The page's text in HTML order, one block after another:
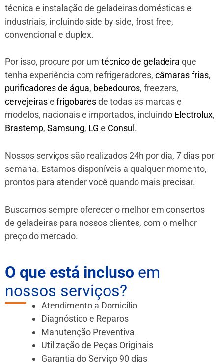
técnica e instalação de geladeiras domésticas e
industriais, incluindo side by side, frost free,
convencional e duplex.
Por isso, procure por um técnico de geladeira que
tenha experiência com refrigeradores, câmaras frias,
purificadores de água, bebedouros, freezers,
cervejeirase frigobaresde todas as marcas e
modelos, nacionais e importados, incluindo Electrolux,
Brastemp, Samsung, LG e Consul .
Nossos serviços são realizados 24h por dia, 7 dias por
semana. Estamos disponíveis a qualquer momento,
prontos para atender você quando mais precisar.
Buscamos sempre oferecer o melhor em consertos
de geladeiras para nossos clientes, com o melhor
preço do mercado.
O que está incluso em
nossos serviços?
Atendimento a Domicílio
Diagnóstico e Reparos
Manutenção Preventiva
Utilização de Peças Originais
Garantia do Serviço 90 dias